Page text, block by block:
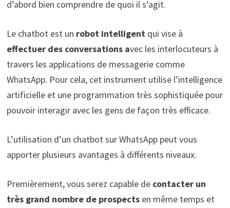
d’abord bien comprendre de quoi il s’agit.
Le chatbot est un robot intelligentqui vise à
effectuer des conversations avec les interlocuteurs à
travers les applications de messagerie comme
WhatsApp. Pour cela, cet instrument utilise l’intelligence
artificielle et une programmation très sophistiquée pour
pouvoir interagir avec les gens de façon très efficace.
L’utilisation d’un chatbot sur WhatsApp peut vous
apporter plusieurs avantages à différents niveaux.
Premièrement, vous serez capable de contacter un
très grand nombre de prospects en même temps et